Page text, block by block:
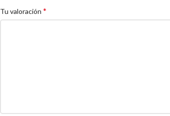
Tu valoración *